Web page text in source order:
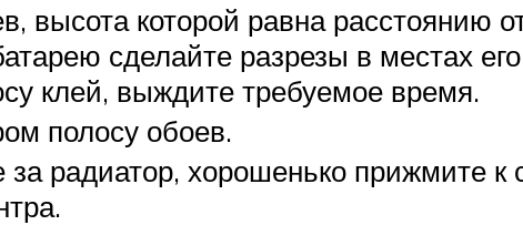
высота которой равна расстоянию
сделайте разрезы в местах
клей, выждите требуемое время.
полосу обоев.
за радиатор, хорошенько прижмите